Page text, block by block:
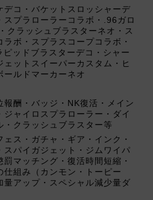
デコ・バケットスロッシャーデ
スプラローラーコラボ・.96ガロ
クラッシュブラスターネオ・ス
ボ・スプラスコープコラボ・
ピッドブラスターデコ・シャー
ェットスイーパーカスタム・ヒ
ールドマーカーネオ
報酬・バッジ・NK復活・メイン
ジャイロスプラローラー・ダイ
・クラッシュブラスター等
ス・ガチャ・ギア・インク・
スパイガジェット・ジムワイパ
マッチング・復活時間短縮・
仕組み（カンモン・トーピー
量アップ・スペシャル減少量ダ